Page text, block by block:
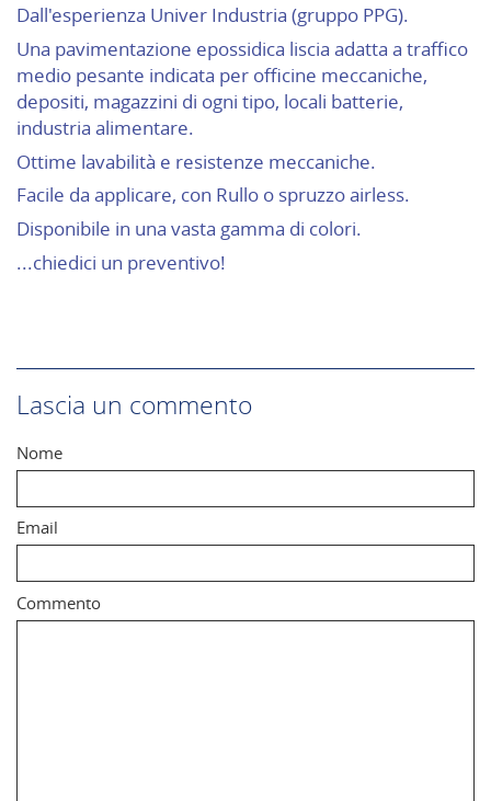
Dall'esperienza Univer Industria (gruppo PPG).
Una pavimentazione epossidica liscia adatta a traffico
medio pesante indicata per officine meccaniche,
depositi, magazzini di ogni tipo, locali batterie,
industria alimentare.
Ottime lavabilità e resistenze meccaniche.
Facile da applicare, con Rullo o spruzzo airless.
Disponibile in una vasta gamma di colori.
...chiedici un preventivo!
Lascia un commento
Nome
Email
Commento